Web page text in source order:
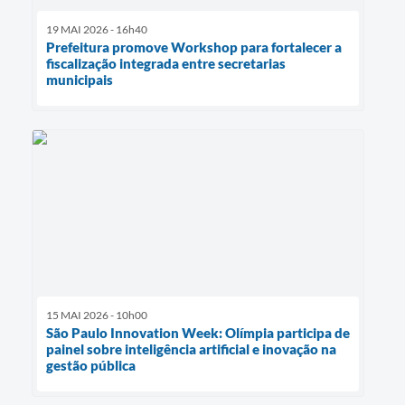
19 MAI 2026 - 16h40
Prefeitura promove Workshop para fortalecer a
fiscalização integrada entre secretarias
municipais
15 MAI 2026 - 10h00
São Paulo Innovation Week: Olímpia participa de
painel sobre inteligência artificial e inovação na
gestão pública